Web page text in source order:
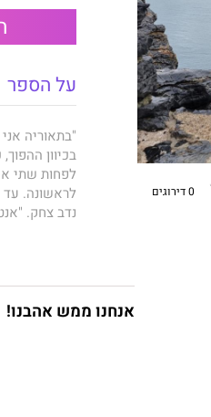
0 דירוגים
על הספר
"בתאוריה
בכיוון
לפחות שתי
לראשונה. עד
נדב צחק.
ספרו
שקרא אותו
הספר שומר
אנחנו ממש אהבנו!